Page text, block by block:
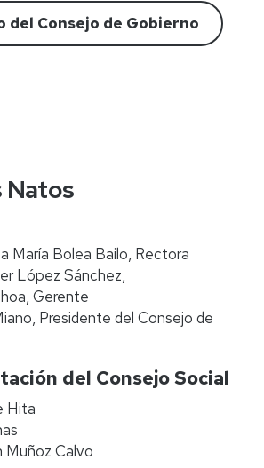
del Consejo de Gobierno
Natos
María Bolea Bailo, Rectora
López Sánchez,
Gerente
Presidente del Consejo de
del Consejo Social
Hita
Muñoz Calvo